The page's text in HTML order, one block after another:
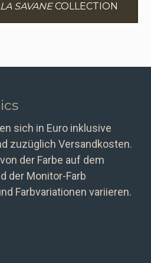
SAVANECOLLECTION
sich in Euro inklusive
zuzüglich Versandkosten.
der Farbe auf dem
der Monitor-Farb
Farbvariationen variieren.